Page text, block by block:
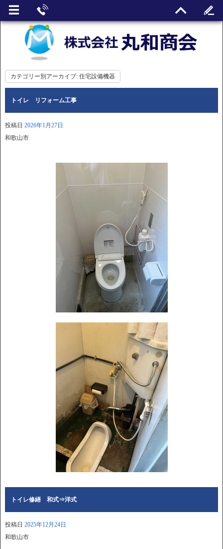
カテゴリー別アーカイブ: 住宅設備機器
トイレ リフォーム工事
投稿日 2026年1月27日
和歌山市
トイレ修繕 和式⇒洋式
投稿日 2025年12月24日
和歌山市